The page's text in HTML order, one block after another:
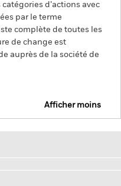
d’actions avec
par le terme
complète de toutes les
de change est
auprès de la société de
Afficher moins